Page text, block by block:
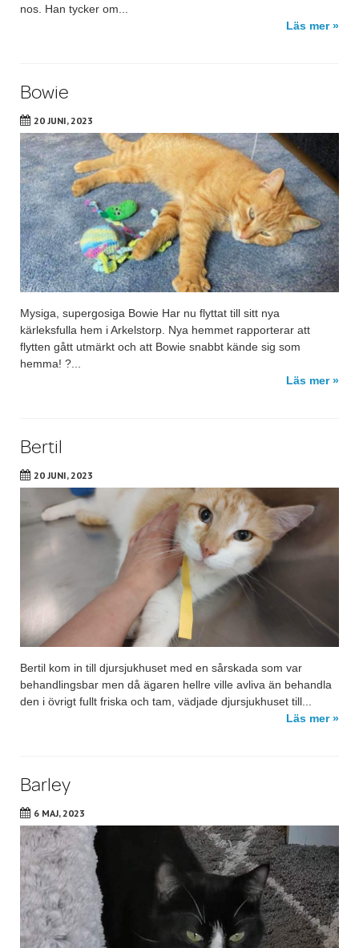
nos. Han tycker om...
Läs mer »
Bowie
20 JUNI, 2023
Mysiga, supergosiga Bowie Har nu flyttat till sitt nya
kärleksfulla hem i Arkelstorp. Nya hemmet rapporterar att
flytten gått utmärkt och att Bowie snabbt kände sig som
hemma! ?...
Läs mer »
Bertil
20 JUNI, 2023
Bertil kom in till djursjukhuset med en sårskada som var
behandlingsbar men då ägaren hellre ville avliva än behandla
den i övrigt fullt friska och tam, vädjade djursjukhuset till...
Läs mer »
Barley
6 MAJ, 2023